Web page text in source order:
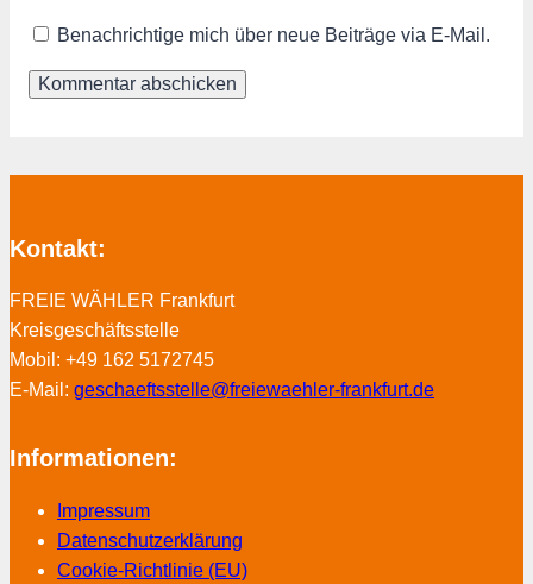
Benachrichtige mich über neue Beiträge via E-Mail.
Kontakt:
FREIE WÄHLER Frankfurt
Kreisgeschäftsstelle
Mobil: +49 162 5172745
E-Mail: geschaeftsstelle@freiewaehler-frankfurt.de
Informationen:
Impressum
Datenschutzerklärung
Cookie-Richtlinie (EU)